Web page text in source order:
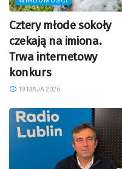
Cztery młode sokoły
czekają na imiona.
Trwa internetowy
konkurs
19 MAJA 2026